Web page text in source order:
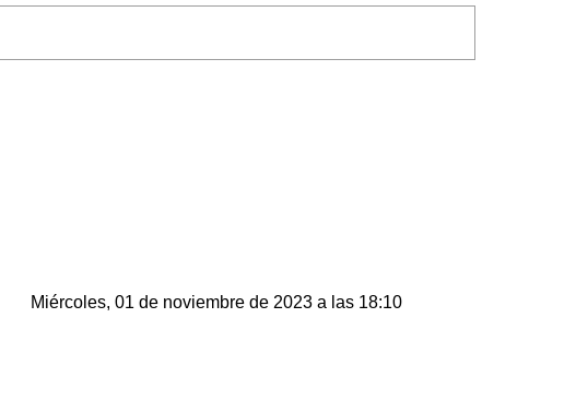
Miércoles, 01 de noviembre de 2023 a las 18:10